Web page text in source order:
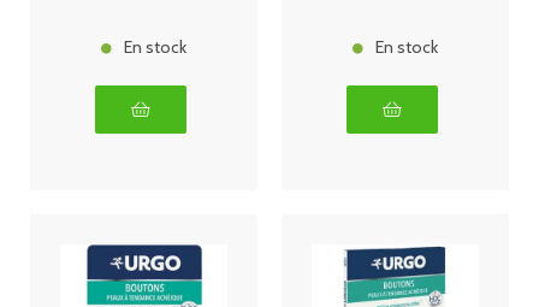
En stock En stock